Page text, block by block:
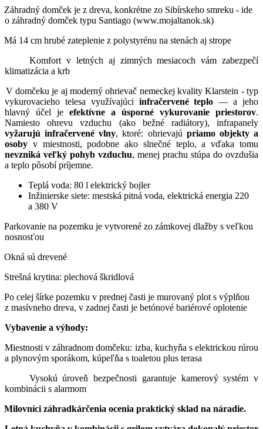
Záhradný domček je z dreva, konkrétne zo Sibírskeho smreku - ide
o záhradný domček typu Santiago (www.mojaltanok.sk)
Má 14 cm hrubé zateplenie z polystyrénu na stenách aj strope
Komfort v letných aj zimných mesiacoch vám zabezpečí
klimatizácia a krb
V domčeku je aj moderný ohrievač nemeckej kvality Klarstein -typ
vykurovacieho telesa využívajúci infračervené teplo — a jeho
hlavný účel je efektívne a úsporné vykurovanie priestorov.
Namiesto ohrevu vzduchu (ako bežné radiátory), infrapanely
vyžarujú infračervené vlny, ktoré: ohrievajú priamo objekty a
osoby v miestnosti, podobne ako slnečné teplo, a vďaka tomu
nevzniká veľký pohyb vzduchu, menej prachu stúpa do ovzdušia
a teplo pôsobí príjemne.
Teplá voda: 80 l elektrický bojler
Inžinierske siete: mestská pitná voda, elektrická energia 220
a 380 V
Parkovanie na pozemku je vytvorené zo zámkovej dlažby s veľkou
nosnosťou
Okná sú drevené
Strešná krytina: plechová škridlová
Po celej šírke pozemku v prednej časti je murovaný plot s výplňou
z masívneho dreva, v zadnej časti je betónové bariérové oplotenie
Vybavenie a výhody:
Miestnosti v záhradnom domčeku: izba, kuchyňa s elektrickou rúrou
a plynovým sporákom, kúpeľňa s toaletou plus terasa
Vysokú úroveň bezpečnosti garantuje kamerový systém v
kombinácii s alarmom
Milovníci záhradkárčenia ocenia praktický sklad na náradie.